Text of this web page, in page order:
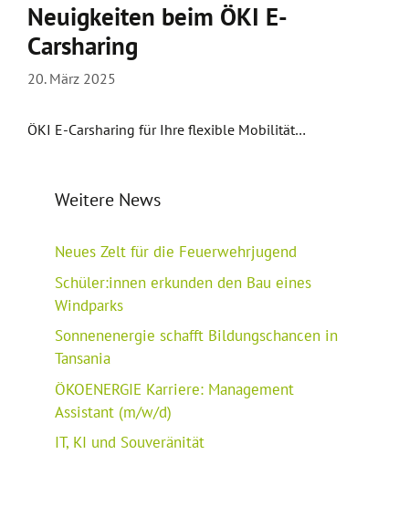
Neuigkeiten beim ÖKI E-
Carsharing
20. März 2025
ÖKI E-Carsharing für Ihre flexible Mobilität…
Weitere News
Neues Zelt für die Feuerwehrjugend
Schüler:innen erkunden den Bau eines
Windparks
Sonnenenergie schafft Bildungschancen in
Tansania
ÖKOENERGIE Karriere: Management
Assistant (m/w/d)
IT, KI und Souveränität